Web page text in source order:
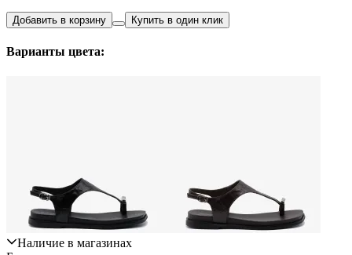
Добавить в корзину Купить в один клик
Варианты цвета:
Наличие в магазинах